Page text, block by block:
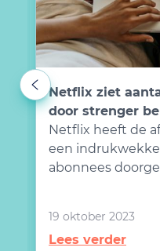
Netflix ziet
door strenger
Netflix heeft de
een
abonnees
19 oktober 2023
Lees verder